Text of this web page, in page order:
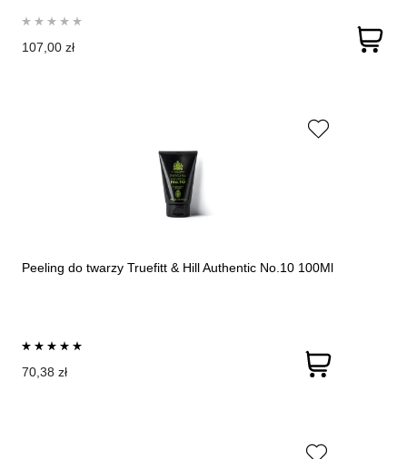
107,00 zł
Peeling do twarzy Truefitt & Hill Authentic No.10 100Ml
70,38 zł